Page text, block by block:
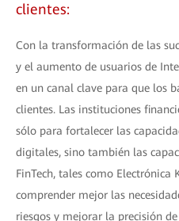
clientes:
Con la transformación de las
y el aumento de usuarios de
en un canal clave para que los
clientes. Las instituciones
sólo para fortalecer las
digitales, sino también las
FinTech, tales como
comprender mejor las
riesgos y mejorar la precisión